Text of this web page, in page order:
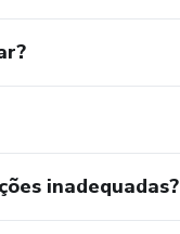
inadequadas?